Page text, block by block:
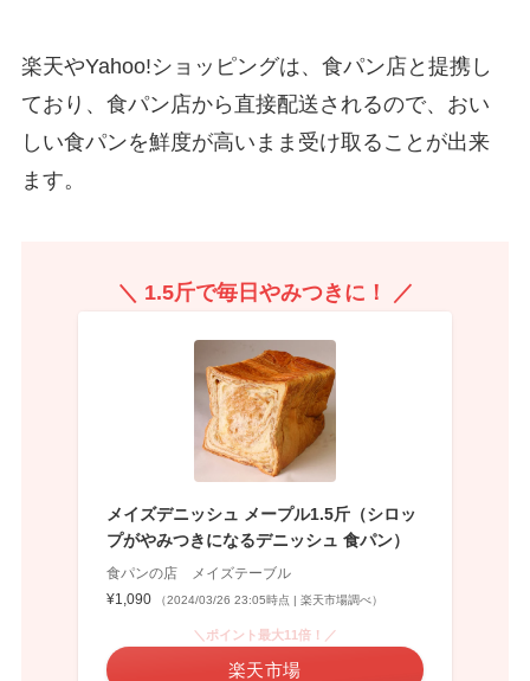
楽天やYahoo!ショッピングは、食パン店と提携し
ており、食パン店から直接配送されるので、おい
しい食パンを鮮度が高いまま受け取ることが出来
ます。
＼ 1.5斤で毎日やみつきに！ ／
メイズデニッシュ メープル1.5斤（シロッ
プがやみつきになるデニッシュ 食パン）
食パンの店 メイズテーブル
¥1,090
（2024/03/26 23:05時点 | 楽天市場調べ）
＼ポイント最大11倍！／
楽天市場